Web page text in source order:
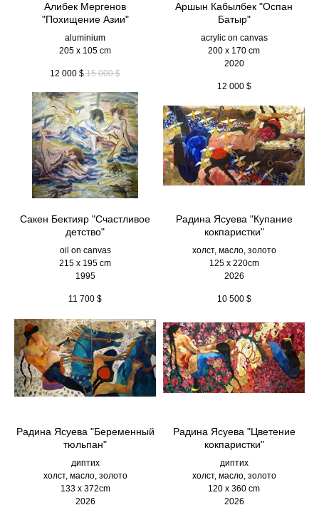
Алибек Мергенов
"Похищение Азии"
aluminium
205 x 105 cm
12 000 $ 15 000 $
Аршын Кабылбек "Оспан
Батыр"
acrylic on canvas
200 x 170 cm
2020
12 000 $
Сакен Бектияр "Счастливое
детство"
oil on canvas
215 x 195 cm
1995
11 700 $
Радина Ясуева "Купание
кокпаристки"
холст, масло, золото
125 х 220cm
2026
10 500 $
Радина Ясуева "Беременный
тюльпан"
диптих
холст, масло, золото
133 х 372cm
2026
Радина Ясуева "Цветение
кокпаристки"
диптих
холст, масло, золото
120 х 360 cm
2026